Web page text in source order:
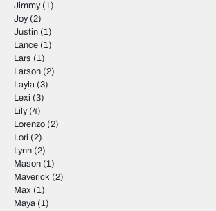
Jimmy(1)
Joy(2)
Justin (1)
Lance (1)
Lars (1)
Larson (2)
Layla (3)
Lexi (3)
Lily(4)
Lorenzo (2)
Lori (2)
Lynn (2)
Mason (1)
Maverick (2)
Max (1)
Maya (1)